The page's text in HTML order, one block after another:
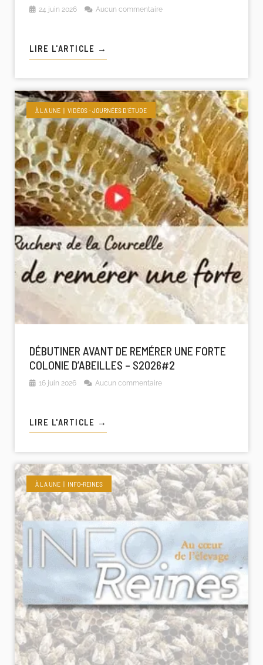
24 juin 2026 Aucun commentaire
LIRE L'ARTICLE →
À LA UNE VIDÉOS - JOURNÉES D'ÉTUDE
DÉBUTINER AVANT DE REMÉRER UNE FORTE
COLONIE D’ABEILLES – S2026#2
16 juin 2026 Aucun commentaire
LIRE L'ARTICLE →
À LA UNE INFO-REINES